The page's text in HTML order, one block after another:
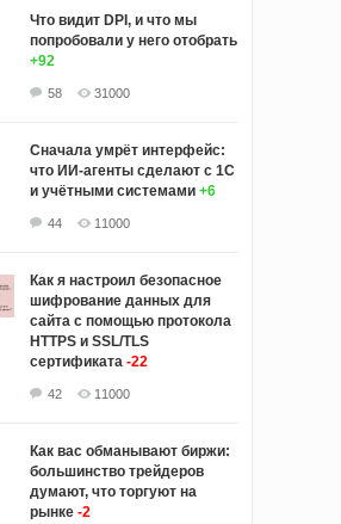
Что видит DPI, и что мы
попробовали у него отобрать
+92
58 31000
Сначала умрёт интерфейс:
что ИИ-агенты сделают с 1С
и учётными системами +6
44 11000
Как я настроил безопасное
шифрование данных для
сайта с помощью протокола
HTTPS и SSL/TLS
сертификата -22
42 11000
Как вас обманывают биржи:
большинство трейдеров
думают, что торгуют на
рынке -2